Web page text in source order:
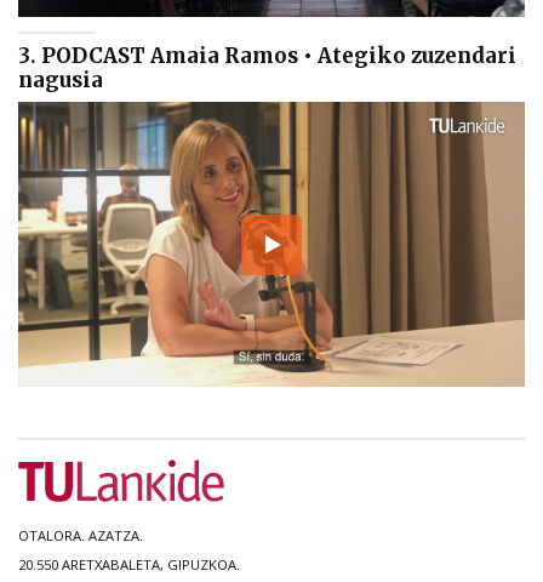
3. PODCAST Amaia Ramos • Ategiko zuzendari
nagusia
OTALORA. AZATZA.
20.550 ARETXABALETA, GIPUZKOA.